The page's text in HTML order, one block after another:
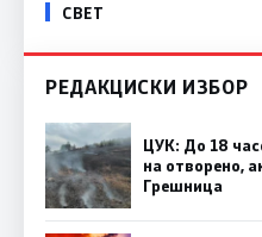
СВЕТ
РЕДАКЦИСКИ ИЗБОР
ЦУК: До 18
на отворено,
Грешница